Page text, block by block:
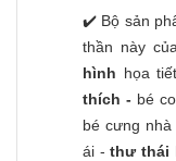
✔️ Bộ sản
thần này
hình họa
thích - bé
bé cưng
ái -thư thái